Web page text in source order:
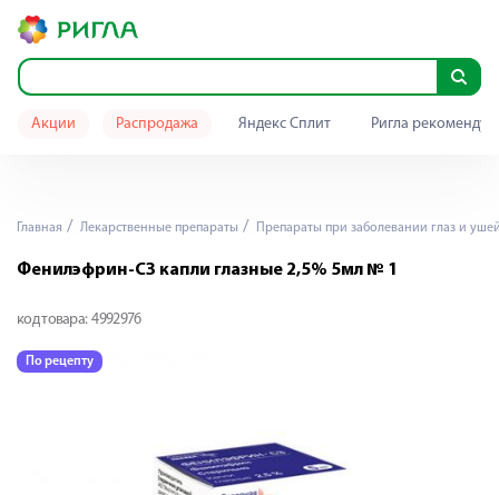
Акции Распродажа Яндекс Сплит Ригла
Главная Лекарственные препараты Препараты при заболевании глаз и
Фенилэфрин-СЗ капли глазные 2,5% 5мл № 1
код товара: 4992976
По рецепту